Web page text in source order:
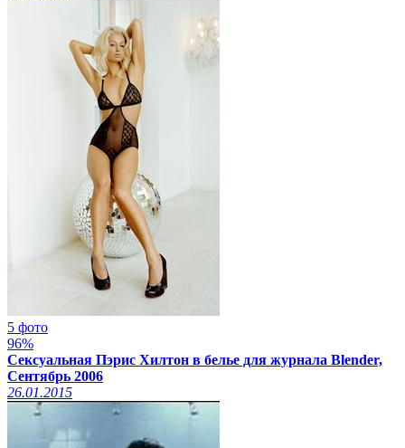
5 фото
96%
Сексуальная Пэрис Хилтон в белье для журнала Blender,
Сентябрь 2006
26.01.2015